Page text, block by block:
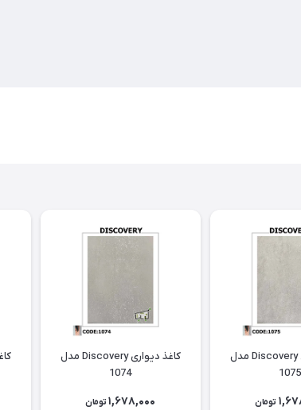
کاغذ دیواری Discovery مدل
1075
تومان
کاغذ دیواری Discovery مدل
1074
1,678,000 تومان